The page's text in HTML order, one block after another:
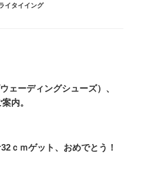
イタイイング
ェーディングシューズ）、
内。
ｃｍゲット、おめでとう！